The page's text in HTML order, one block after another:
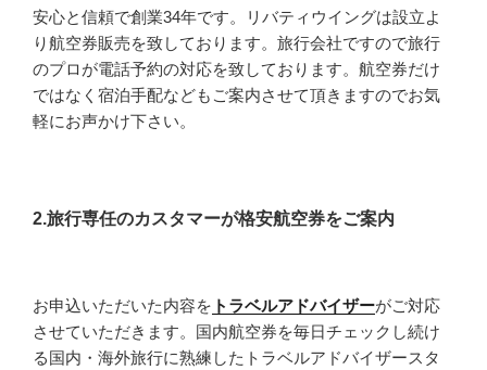
安心と信頼で創業34年です。リバティウイングは設立よ
り航空券販売を致しております。旅行会社ですので旅行
のプロが電話予約の対応を致しております。航空券だけ
ではなく宿泊手配などもご案内させて頂きますのでお気
軽にお声かけ下さい。
2.旅行専任のカスタマーが格安航空券をご案内
お申込いただいた内容を トラベルアドバイザーがご対応
させていただきます。国内航空券を毎日チェックし続け
る国内・海外旅行に熟練したトラベルアドバイザースタ